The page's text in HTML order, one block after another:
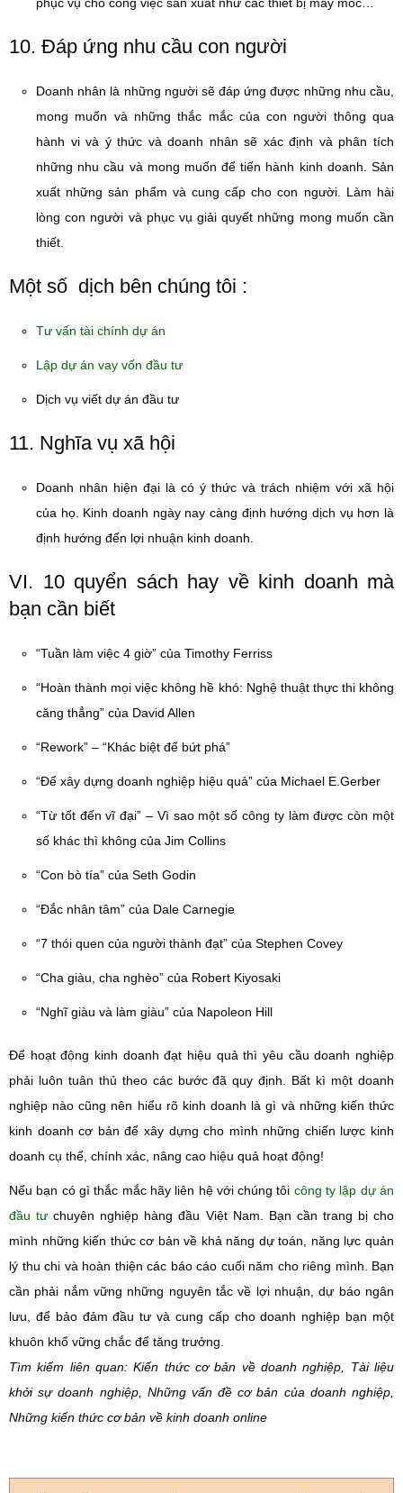
10. Đáp ứng nhu cầu con người
Doanh nhân là những người sẽ đáp ứng được những nhu cầu,
mong muốn và những thắc mắc của con người thông qua
hành vi và ý thức và doanh nhân sẽ xác định và phân tích
những nhu cầu và mong muốn để tiến hành kinh doanh. Sản
xuất những sản phẩm và cung cấp cho con người. Làm hài
lòng con người và phục vụ giải quyết những mong muốn cần
thiết.
Một số dịch bên chúng tôi :
Tư vấn tài chính dự án
Lập dự án vay vốn đầu tư
Dịch vụ viết dự án đầu tư
11. Nghĩa vụ xã hội
Doanh nhân hiện đại là có ý thức và trách nhiệm với xã hội
của họ. Kinh doanh ngày nay càng định hướng dịch vụ hơn là
định hướng đến lợi nhuận kinh doanh.
VI. 10 quyển sách hay về kinh doanh mà
bạn cần biết
“Tuần làm việc 4 giờ” của Timothy Ferriss
“Hoàn thành mọi việc không hề khó: Nghệ thuật thực thi không
căng thẳng” của David Allen
“Rework” – “Khác biệt để bứt phá”
“Để xây dựng doanh nghiệp hiệu quả” của Michael E.Gerber
“Từ tốt đến vĩ đại” – Vì sao một số công ty làm được còn một
số khác thì không của Jim Collins
“Con bò tía” của Seth Godin
“Đắc nhân tâm” của Dale Carnegie
“7 thói quen của người thành đạt” của Stephen Covey
“Cha giàu, cha nghèo” của Robert Kiyosaki
“Nghĩ giàu và làm giàu” của Napoleon Hill
Để hoạt động kinh doanh đạt hiệu quả thì yêu cầu doanh nghiệp
phải luôn tuân thủ theo các bước đã quy định. Bất kì một doanh
nghiệp nào cũng nên hiểu rõ kinh doanh là gì và những kiến thức
kinh doanh cơ bản để xây dựng cho mình những chiến lược kinh
doanh cụ thể, chính xác, nâng cao hiệu quả hoạt động!
Nếu bạn có gì thắc mắc hãy liên hệ với chúng tôi công ty lập dự án
đầu tư chuyên nghiệp hàng đầu Việt Nam. Bạn cần trang bị cho
mình những kiến thức cơ bản về khả năng dự toán, năng lực quản
lý thu chi và hoàn thiện các báo cáo cuối năm cho riêng mình. Bạn
cần phải nắm vững những nguyên tắc về lợi nhuận, dự báo ngân
lưu, để bảo đảm đầu tư và cung cấp cho doanh nghiệp bạn một
khuôn khổ vững chắc để tăng trưởng.
Tìm kiếm liên quan: Kiến thức cơ bản về doanh nghiệp, Tài liệu
khởi sự doanh nghiệp, Những vấn đề cơ bản của doanh nghiệp,
Những kiến thức cơ bản về kinh doanh online